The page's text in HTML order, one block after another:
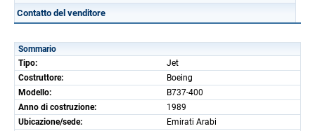
Contatto del venditore
Sommario
Tipo:
Jet
Costruttore:
Boeing
Modello:
B737-400
Anno di costruzione:
1989
Ubicazione/sede:
Emirati Arabi